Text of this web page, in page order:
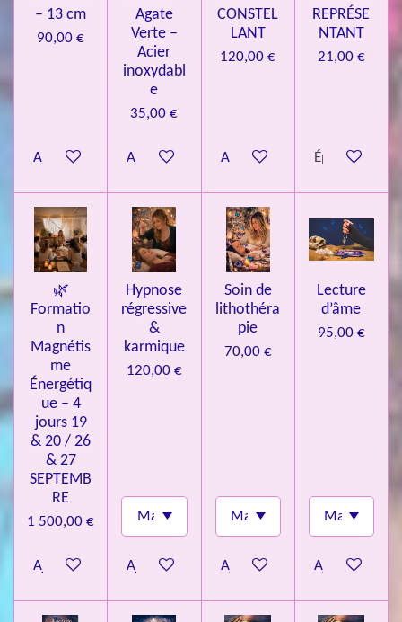
l
– 13 cm
90,00 €
Ajouter au panier
Agate
Verte –
Acier
inoxydabl
e
35,00 €
Ajouter au panier
CONSTEL
LANT
120,00 €
Ajouter au panier
REPRÉSE
NTANT
21,00 €
Épuisé
🌿
Formatio
n
Magnétis
me
Énergétiq
ue – 4
jours 19
& 20 / 26
& 27
SEPTEMB
RE
1 500,00 €
Ajouter au panier
Hypnose
régressive
&
karmique
120,00 €
Ajouter au panier
Soin de
lithothéra
pie
70,00 €
Ajouter au panier
Lecture
d’âme
95,00 €
Ajouter au